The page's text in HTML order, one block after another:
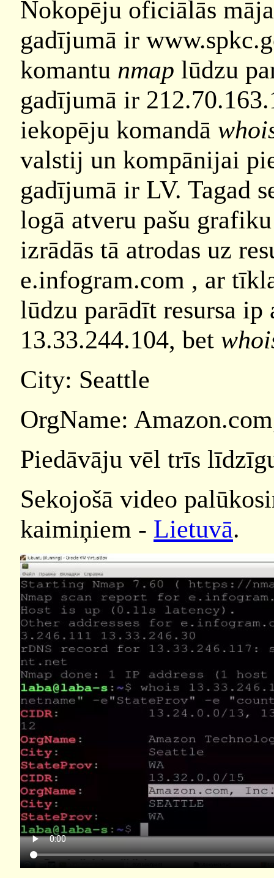
Nokopēju oficiālās
gadījumā ir
komantu nmap lūdzu
gadījumā ir
iekopēju komandā
valstij un kompānijai
gadījumā ir LV. Tagad
logā atveru pašu
izrādās tā atrodas uz
e.infogram.com , ar
lūdzu parādīt resursa
13.33.244.104, bet
City: Seattle
OrgName:
Piedāvāju vēl trīs
Sekojošā video
kaimiņiem - Lietuvā.